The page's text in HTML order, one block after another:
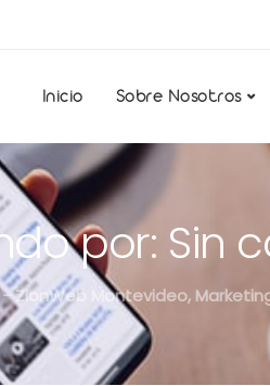
Inicio Sobre Nosotros
por: Sin
ZionWeb Montevideo,